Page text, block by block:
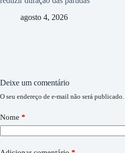
agosto 4, 2026
Deixe um comentário
O seu endereço de e-mail não será publicado.
Nome *